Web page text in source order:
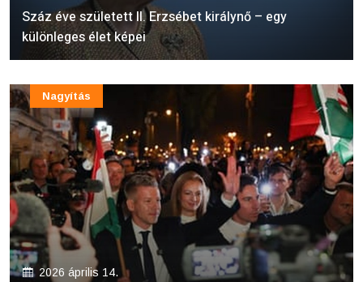
Száz éve született II. Erzsébet királynő – egy
különleges élet képei
2026 április 14.
Nagyítás